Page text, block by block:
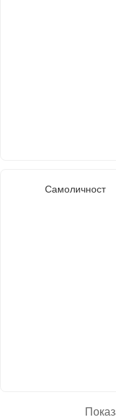
Самоличност